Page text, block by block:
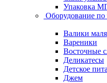
Упаковка
Оборудование по
Валики
Вареники
Восточные
Деликатесы
Детское
Джем